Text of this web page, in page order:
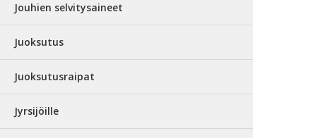
Jouhien selvitysaineet
Juoksutus
Juoksutusraipat
Jyrsijöille